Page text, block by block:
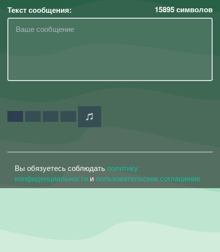
Текст сообщения: 15895символов
Вы обязуетесь соблюдать политику
конфиденциальности и пользовательское соглашение